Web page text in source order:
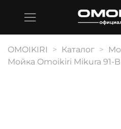
OMOIKIRI Каталог
Мойка Omoikiri Mikura 91-